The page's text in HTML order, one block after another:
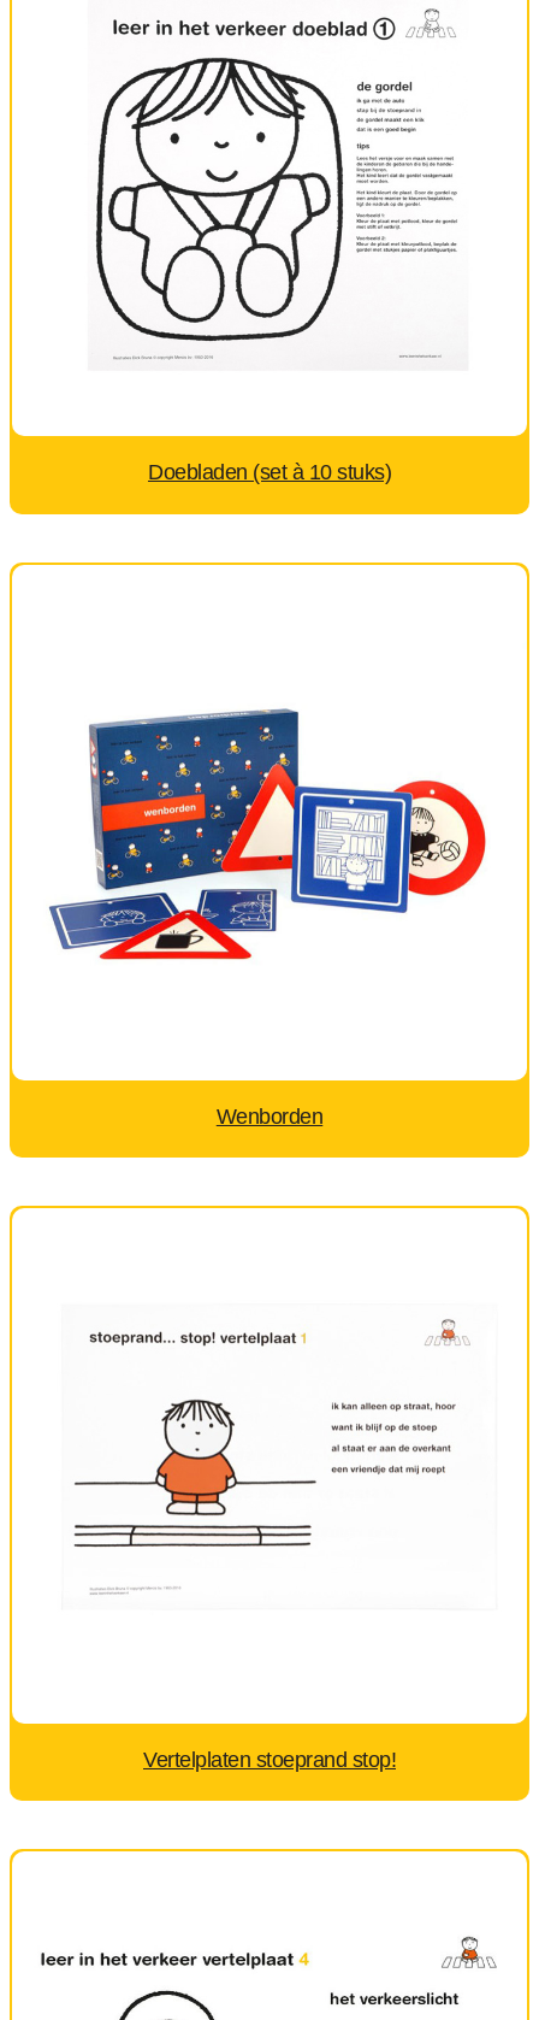
Doebladen (set à 10 stuks)
Wenborden
Vertelplaten stoeprand stop!